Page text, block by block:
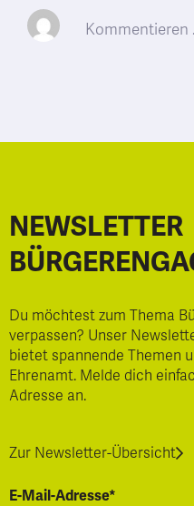
NEWSLETTER
Du möchtest zum Thema
verpassen? Unser
bietet spannende Themen
Ehrenamt. Melde dich
Adresse an.
Zur Newsletter-Übersicht
E-Mail-Adresse*